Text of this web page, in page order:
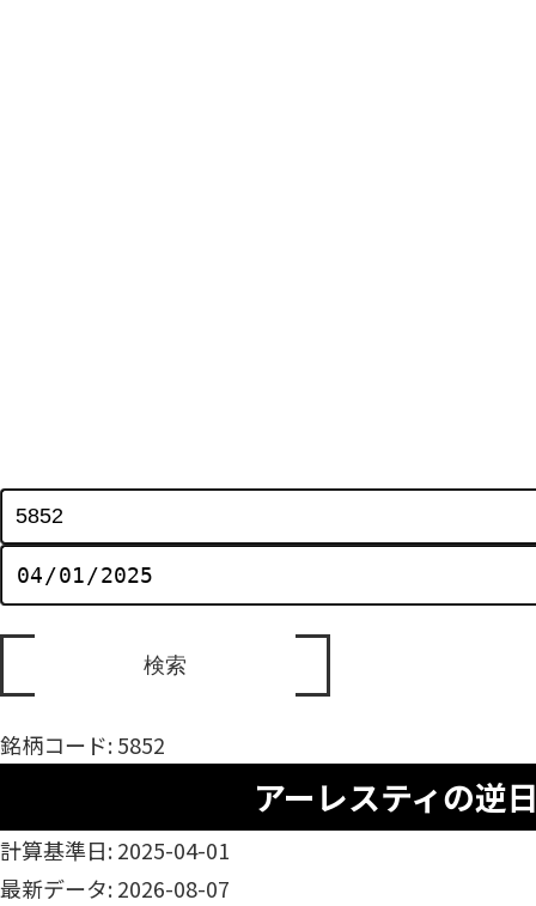
銘柄コード: 5852
アーレスティの逆
計算基準日: 2025-04-01
最新データ: 2026-08-07